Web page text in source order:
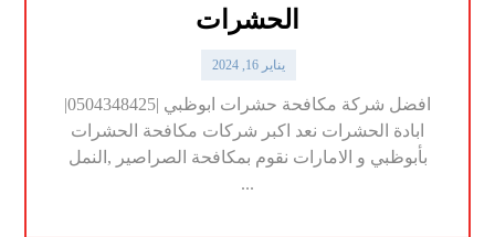
الحشرات
يناير 16, 2024
افضل شركة مكافحة حشرات ابوظبي |0504348425|
ابادة الحشرات نعد اكبر شركات مكافحة الحشرات
بأبوظبي و الامارات نقوم بمكافحة الصراصير ,النمل
...